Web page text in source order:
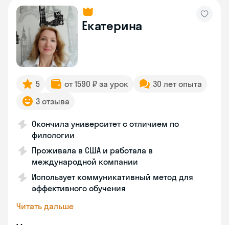
Екатерина
5 от 1590 ₽ за урок
30 лет опыта
3 отзыва
Окончила университет с отличием по
филологии
Проживала в США и работала в
международной компании
Использует коммуникативный метод для
эффективного обучения
Читать дальше